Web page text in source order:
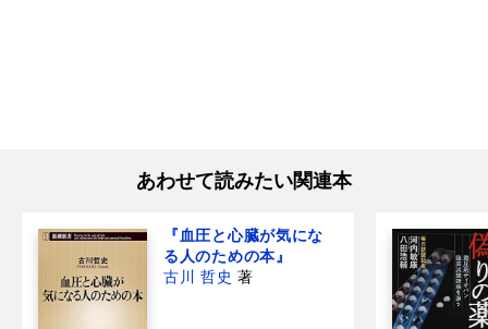
あわせて読みたい関連本
『血圧と心臓が気にな
る人のための本』
古川 哲史 著